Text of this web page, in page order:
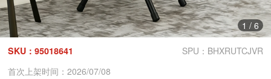
1 / 6
SKU：95018641
SPU：BHXRUTCJVR
首次上架时间：2026/07/08